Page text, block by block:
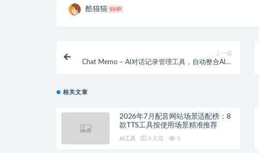
酷猫猫 SVIP
上一篇
Chat Memo – AI对话记录管理工具，自动整合AI对
相关文章
2026年7月配音网站场景适配榜：8
款TTS工具按使用场景精准推荐
AI工具 3 天前 5